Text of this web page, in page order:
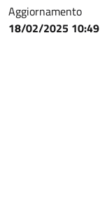
Aggiornamento
18/02/2025 10:49